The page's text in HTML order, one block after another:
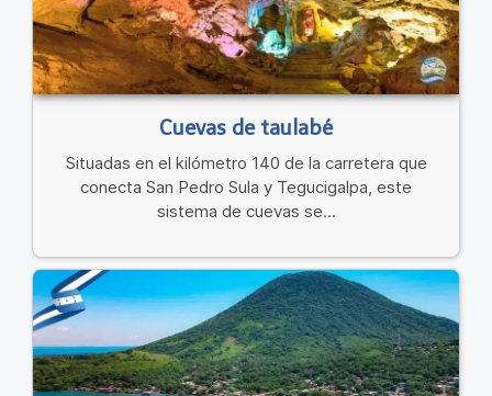
Cuevas de taulabé
Situadas en el kilómetro 140 de la carretera que
conecta San Pedro Sula y Tegucigalpa, este
sistema de cuevas se...